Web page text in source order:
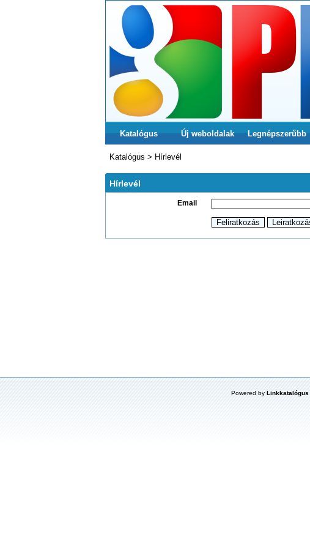
Katalógus Új weboldalak Legnépszerűbb
Katalógus > Hírlevél
Hírlevél
Email
Powered by Linkkatalógus